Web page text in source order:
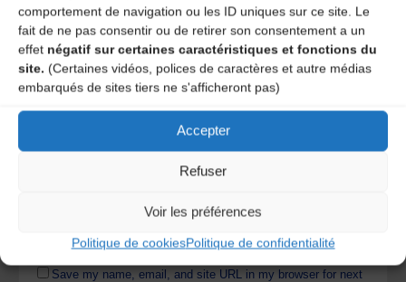
comportement de navigation ou les ID uniques sur ce site. Le
fait de ne pas consentir ou de retirer son consentement a un
effet négatif sur certaines caractéristiques et fonctions du
site. (Certaines vidéos, polices de caractères et autre médias
embarqués de sites tiers ne s'afficheront pas)
Accepter
Refuser
Voir les préférences
Politique de cookiesPolitique de confidentialité
Save my name, email, and site URL in my browser for next